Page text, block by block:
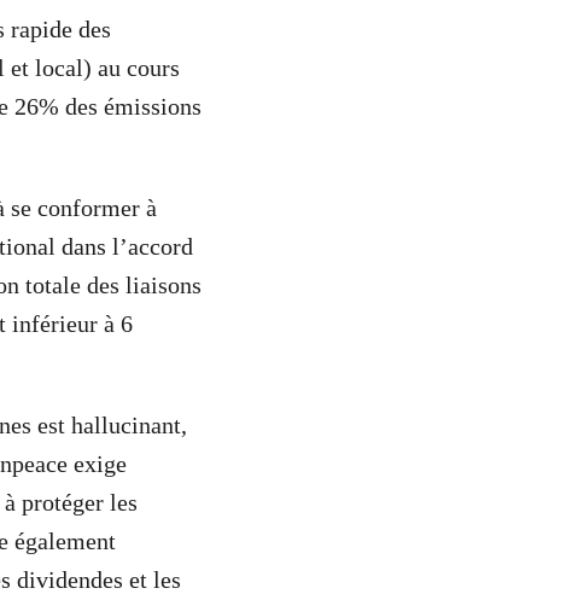
rapide des
et local) au cours
26% des émissions
se conformer à
dans l’accord
totale des liaisons
inférieur à 6
est hallucinant,
exige
protéger les
également
dividendes et les